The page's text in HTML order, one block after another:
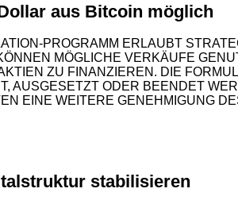
aus Bitcoin möglich
PROGRAMM ERLAUBT
MÖGLICHE VERKÄUFE
ZU FINANZIEREN. DIE
ODER BEENDET
WEITERE GENEHMIGUNG DES
stabilisieren